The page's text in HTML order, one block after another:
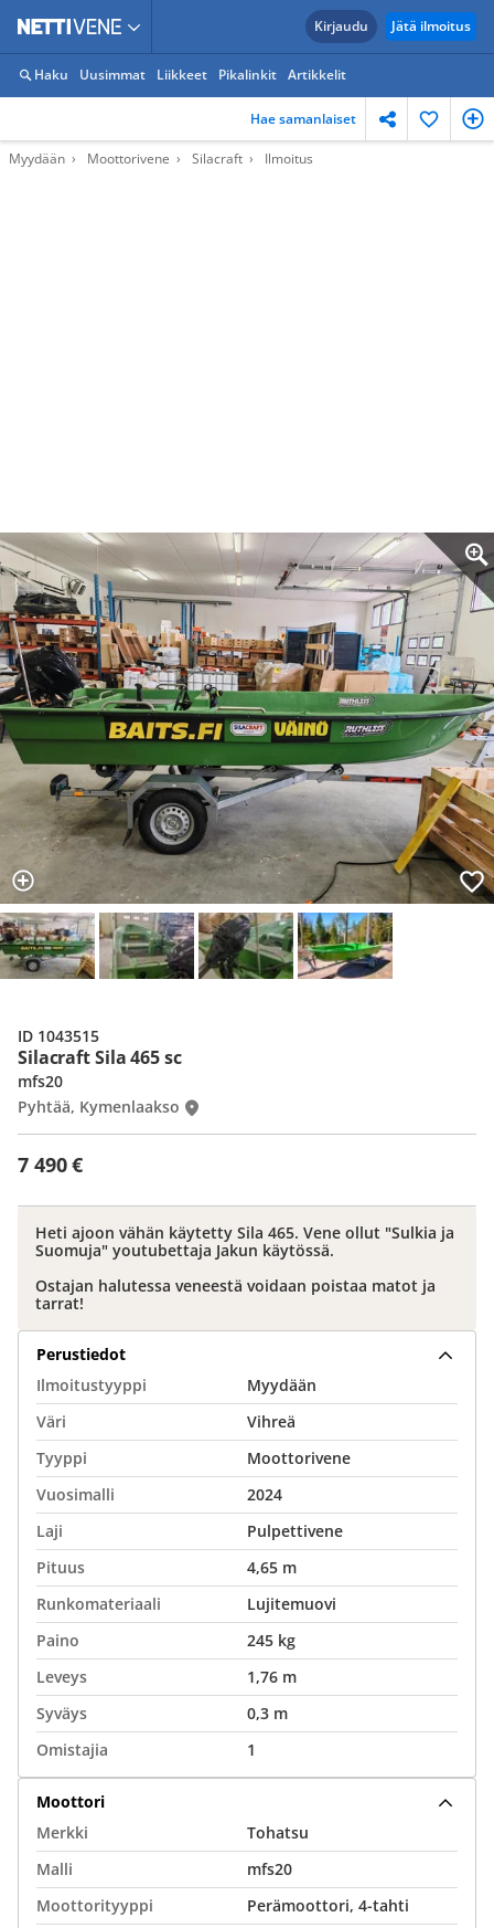
Kirjaudu Jätä ilmoitus
Haku Uusimmat Liikkeet Pikalinkit Artikkelit
Hae samanlaiset
Myydään Moottorivene Silacraft Ilmoitus
Silacraft Sila 465 sc
7 490 €
mfs20
Pyhtää, Kymenlaakso
ID 1043515
Heti ajoon vähän käytetty Sila 465. Vene ollut "Sulkia ja
Suomuja" youtubettaja Jakun käytössä.
Ostajan halutessa veneestä voidaan poistaa matot ja
tarrat!
Perustiedot
Ilmoitustyyppi
Myydään
Väri
Vihreä
Tyyppi
Moottorivene
Vuosimalli
2024
Laji
Pulpettivene
Pituus
4,65 m
Runkomateriaali
Lujitemuovi
Paino
245 kg
Leveys
1,76 m
Syväys
0,3 m
Omistajia
1
Moottori
Merkki
Tohatsu
Malli
mfs20
Moottorityyppi
Perämoottori, 4-tahti